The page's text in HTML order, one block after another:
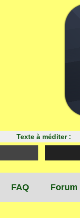
Texte à méditer :
FAQ Forum